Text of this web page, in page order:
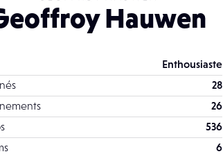
Hauwen
Enthousiaste
28
26
536
6